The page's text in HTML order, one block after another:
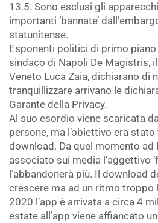
13.5. Sono esclusi gli
importanti ‘bannate’
statunitense.
Esponenti politici di primo piano
sindaco di Napoli De Magistris,
Veneto Luca Zaia, dichiarano di
tranquillizzare arrivano le
Garante della Privacy.
Al suo esordio viene scaricata
persone, ma l’obiettivo era
download. Da quel momento ad
associato sui media l’aggettivo
l’abbandonerà più. Il download
crescere ma ad un ritmo troppo
2020 l’app è arrivata a circa 4
estate all’app viene affiancato